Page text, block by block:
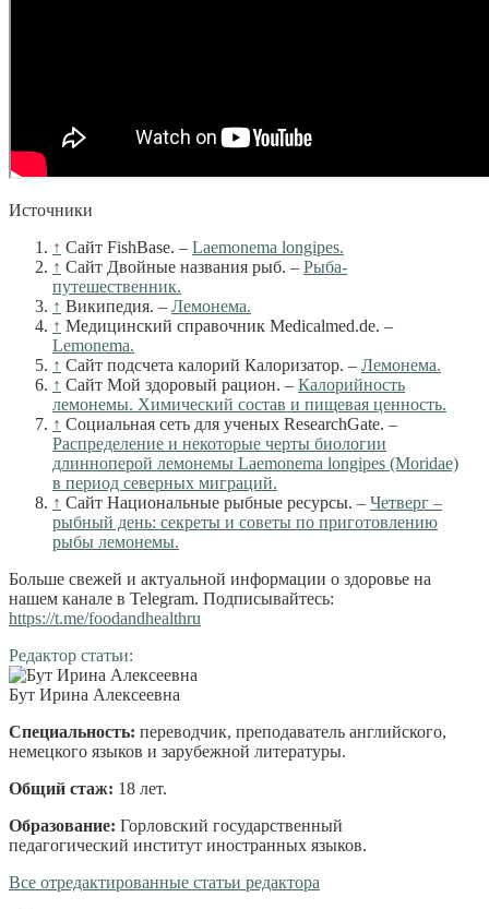
Источники
↑ Сайт FishBase. – Laemonema longipes.
↑ Сайт Двойные названия рыб. – Рыба-
путешественник.
↑ Википедия. – Лемонема.
↑ Медицинский справочник Medicalmed.de. –
Lemonema.
↑ Сайт подсчета калорий Калоризатор. – Лемонема.
↑ Сайт Мой здоровый рацион. – Калорийность
лемонемы. Химический состав и пищевая ценность.
↑ Cоциальная сеть для ученых ResearchGate. –
Распределение и некоторые черты биологии
длинноперой лемонемы Laemonema longipes (Moridae)
в период северных миграций.
↑ Сайт Национальные рыбные ресурсы. – Четверг –
рыбный день: секреты и советы по приготовлению
рыбы лемонемы.
Больше свежей и актуальной информации о здоровье на
нашем канале в Telegram. Подписывайтесь:
https://t.me/foodandhealthru
Редактор статьи:
Бут Ирина Алексеевна
Специальность: переводчик, преподаватель английского,
немецкого языков и зарубежной литературы.
Общий стаж: 18 лет.
Образование: Горловский государственный
педагогический институт иностранных языков.
Все отредактированные статьи редактора